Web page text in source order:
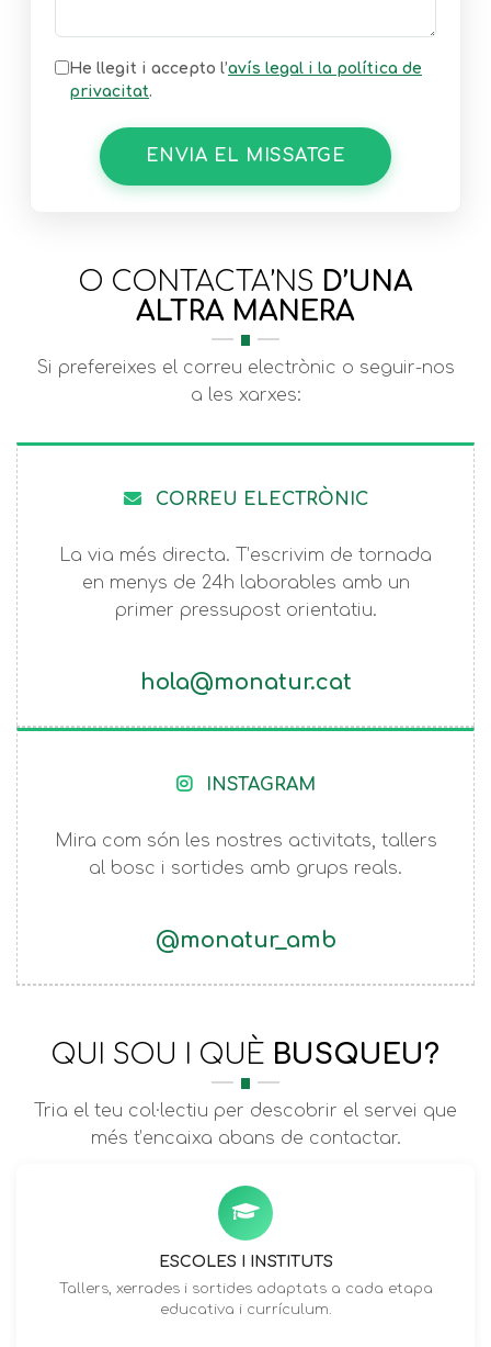
He llegit i accepto l’avís legal i la política de
privacitat.
ENVIA EL MISSATGE
O CONTACTA’NS D’UNA
ALTRA MANERA
Si prefereixes el correu electrònic o seguir-nos
a les xarxes:
CORREU ELECTRÒNIC
La via més directa. T’escrivim de tornada
en menys de 24h laborables amb un
primer pressupost orientatiu.
hola@monatur.cat
INSTAGRAM
Mira com són les nostres activitats, tallers
al bosc i sortides amb grups reals.
@monatur_amb
QUI SOU I QUÈ BUSQUEU?
Tria el teu col·lectiu per descobrir el servei que
més t’encaixa abans de contactar.
ESCOLES I INSTITUTS
Tallers, xerrades i sortides adaptats a cada etapa
educativa i currículum.